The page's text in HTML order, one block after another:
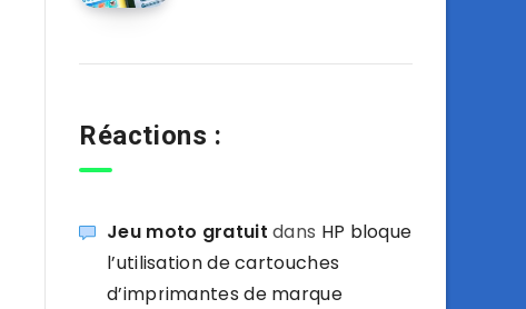
Réactions :
Jeu moto gratuit dans HP bloque
l’utilisation de cartouches
d’imprimantes de marque